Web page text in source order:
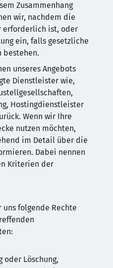
Zusammenhang
wir, nachdem die
erforderlich ist, oder
ein, falls gesetzliche
bestehen.
unseres Angebots
Dienstleister wie,
Hostingdienstleister
Wenn wir Ihre
nutzen möchten,
im Detail über die
Dabei nennen
Kriterien der
uns folgende Rechte
oder Löschung,